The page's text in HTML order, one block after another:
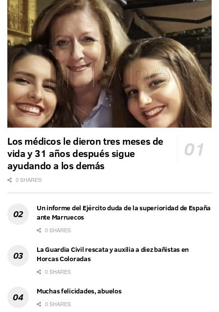
Los médicos le dieron tres meses de
vida y 31 años después sigue
ayudando a los demás
0 SHARES
Un informe del Ejército duda de la superioridad de España
ante Marruecos
0 SHARES
La Guardia Civil rescata y auxilia a diez bañistas en
Horcas Coloradas
0 SHARES
Muchas felicidades, abuelos
0 SHARES